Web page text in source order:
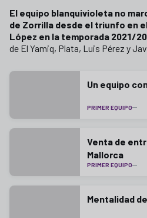
El equipo blanquivioleta no
de Zorrilla desde el triunfo en
López en la temporada 2021/
de El Yamiq, Plata, Luis Pérez y
Un equipo
PRIMER EQUIPO
Venta de
Mallorca
PRIMER EQUIPO
Mentalidad